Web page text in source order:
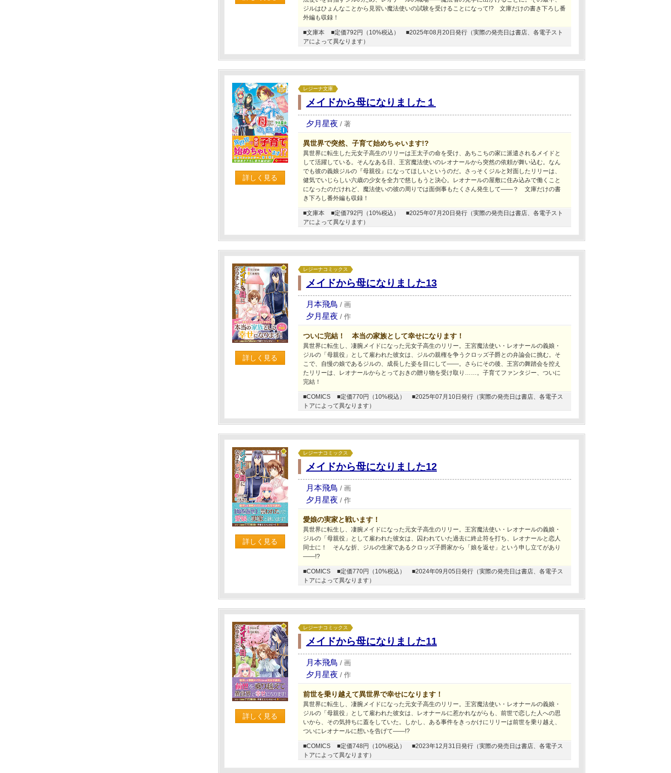
ジルはひょんなことから見習い魔法使いの試験を受けることになって!? 文庫だけの書き下ろし番
外編も収録！
■文庫本 ■定価792円（10%税込）
■2025年08月20日発行（実際の発売日は書店、各電子スト
アによって異なります）
詳しく見る
レジーナ文庫
メイドから母になりました１
夕月星夜 / 著
異世界で突然、子育て始めちゃいます!?
異世界に転生した元女子高生のリリーは王太子の命を受け、あちこちの家に派遣されるメイドと
して活躍している。そんなある日、王宮魔法使いのレオナールから突然の依頼が舞い込む。なん
でも彼の義娘ジルの『母親役』になってほしいというのだ。さっそくジルと対面したリリーは、
健気でいじらしい六歳の少女を全力で慈しもうと決心。レオナールの屋敷に住み込みで働くこと
になったのだけれど、魔法使いの彼の周りでは面倒事もたくさん発生して――？ 文庫だけの書
き下ろし番外編も収録！
■文庫本 ■定価792円（10%税込）
■2025年07月20日発行（実際の発売日は書店、各電子スト
アによって異なります）
詳しく見る
レジーナコミックス
メイドから母になりました13
月本飛鳥 / 画
夕月星夜 / 作
ついに完結！ 本当の家族として幸せになります！
異世界に転生し、凄腕メイドになった元女子高生のリリー。王宮魔法使い・レオナールの義娘・
ジルの「母親役」として雇われた彼女は、ジルの親権を争うクロッズ子爵との弁論会に挑む。そ
こで、自慢の娘であるジルの、成長した姿を目にして――。さらにその後、王宮の舞踏会を控え
たリリーは、レオナールからとっておきの贈り物を受け取り……。子育てファンタジー、ついに
完結！
■COMICS ■定価770円（10%税込）
■2025年07月10日発行（実際の発売日は書店、各電子ス
トアによって異なります）
詳しく見る
レジーナコミックス
メイドから母になりました12
月本飛鳥 / 画
夕月星夜 / 作
愛娘の実家と戦います！
異世界に転生し、凄腕メイドになった元女子高生のリリー。王宮魔法使い・レオナールの義娘・
ジルの「母親役」として雇われた彼女は、囚われていた過去に終止符を打ち、レオナールと恋人
同士に！ そんな折、ジルの生家であるクロッズ子爵家から「娘を返せ」という申し立てがあり
――!?
■COMICS ■定価770円（10%税込）
■2024年09月05日発行（実際の発売日は書店、各電子ス
トアによって異なります）
詳しく見る
レジーナコミックス
メイドから母になりました11
月本飛鳥 / 画
夕月星夜 / 作
前世を乗り越えて異世界で幸せになります！
異世界に転生し、凄腕メイドになった元女子高生のリリー。王宮魔法使い・レオナールの義娘・
ジルの「母親役」として雇われた彼女は、レオナールに惹かれながらも、前世で恋した人への思
いから、その気持ちに蓋をしていた。しかし、ある事件をきっかけにリリーは前世を乗り越え、
ついにレオナールに想いを告げて――!?
■COMICS ■定価748円（10%税込）
■2023年12月31日発行（実際の発売日は書店、各電子ス
トアによって異なります）